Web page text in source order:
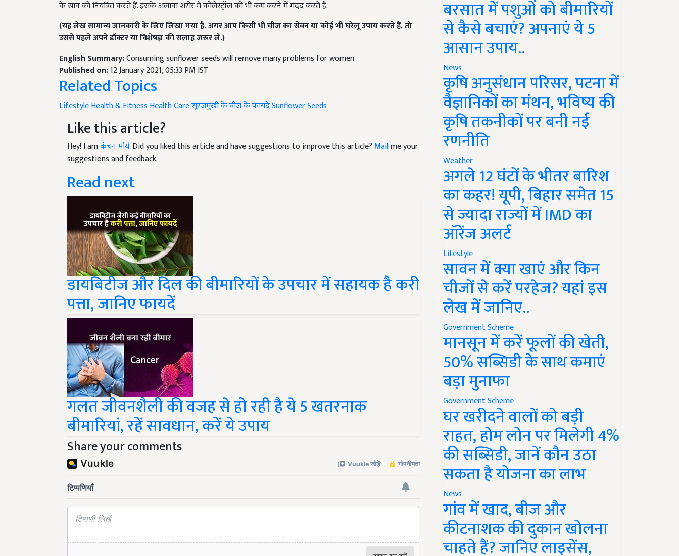
(यह लेख सामान्य जानकारी के लिए लिखा गया है. अगर आप किसी भी चीज का सेवन या कोई भी घरेलू उपाय करते हैं, तो
उससे पहले अपने डॉक्टर या विशेषज्ञ की सलाह जरूर लें.)
Consuming sunflower seeds will remove many problems for women
Published on:12 January 2021, 05:33 PM IST
Related Topics
Lifestyle Health & FitnessHealth Care
Like this article?
Hey! I amकंचन मौर्य. Did you liked this article and have suggestions to improve this article?
suggestions and feedback.
Read next
डायबिटीज और दिल की बीमारियों के उपचार में सहायक है करी
पत्ता, जानिए फायदें
गलत जीवनशैली की वजह से हो रही है ये 5 खतरनाक
बीमारियां, रहें सावधान, करें ये उपाय
Share your comments
बरसात में पशुओं को बीमारियों
से कैसे बचाएं? अपनाएं ये 5
आसान उपाय..
News
कृषि अनुसंधान परिसर, पटना में
वैज्ञानिकों का मंथन, भविष्य की
कृषि तकनीकों पर बनी नई
रणनीति
Weather
अगले 12 घंटों के भीतर बारिश
का कहर! यूपी, बिहार समेत 15
से ज्यादा राज्यों में IMD का
ऑरेंज अलर्ट
Lifestyle
सावन में क्या खाएं और किन
चीजों से करें परहेज? यहां इस
लेख में जानिए..
Government Scheme
मानसून में करें फूलों की खेती,
50% सब्सिडी के साथ कमाएं
बड़ा मुनाफा
Government Scheme
घर खरीदने वालों को बड़ी
राहत, होम लोन पर मिलेगी 4%
की सब्सिडी, जानें कौन उठा
सकता है योजना का लाभ
News
गांव में खाद, बीज और
कीटनाशक की दुकान खोलना
चाहते हैं? जानिए लाइसेंस,